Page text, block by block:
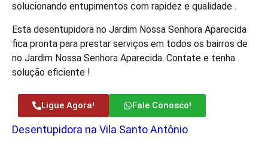
solucionando entupimentos com rapidez e qualidade .
Esta desentupidora no Jardim Nossa Senhora Aparecida
fica pronta para prestar serviços em todos os bairros de
no Jardim Nossa Senhora Aparecida. Contate e tenha
solução eficiente !
Ligue Agora! Fale Conosco!
Desentupidora na Vila Santo Antônio